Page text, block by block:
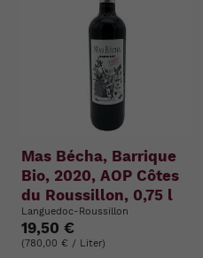
Mas Bécha, Barrique
Bio, 2020, AOP Côtes
du Roussillon, 0,75 l
Languedoc-Roussillon
19,50 €
(780,00 € / Liter)